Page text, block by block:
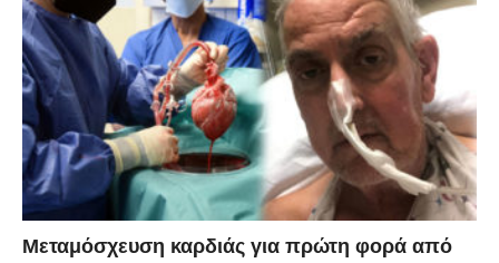
Μεταμόσχευση καρδιάς για πρώτη φορά από